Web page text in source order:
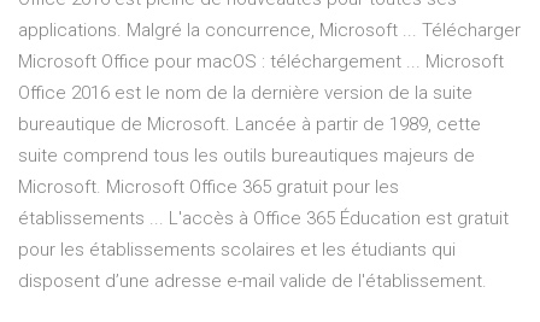
applications. Malgré la concurrence, Microsoft ... Télécharger
Microsoft Office pour macOS : téléchargement ... Microsoft
Office 2016 est le nom de la dernière version de la suite
bureautique de Microsoft. Lancée à partir de 1989, cette
suite comprend tous les outils bureautiques majeurs de
Microsoft. Microsoft Office 365 gratuit pour les
établissements ... L'accès à Office 365 Éducation est gratuit
pour les établissements scolaires et les étudiants qui
disposent d’une adresse e-mail valide de l'établissement.